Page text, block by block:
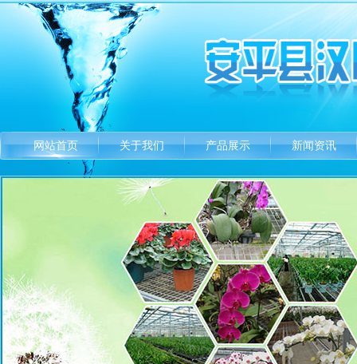
网站首页 关于我们 产品展示 新闻资讯